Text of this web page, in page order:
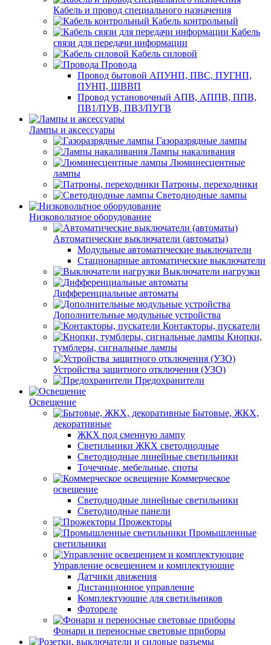
Кабель и провод специального назначения
Кабель контрольный
Кабель
связи для передачи информации
Кабель силовой
Провода
Провод бытовой АПУНП, ПВС, ПУГНП,
ПУНП, ШВВП
Провод установочный АПВ, АППВ, ППВ,
ПВ1/ПУВ, ПВ3/ПУГВ
Лампы и аксессуары
Газоразрядные лампы
Лампы накаливания
Люминесцентные
лампы
Патроны, переходники
Светодиодные лампы
Низковольтное оборудование
Автоматические выключатели (автоматы)
Модульные автоматические выключатели
Стационарные автоматические выключатели
Выключатели нагрузки
Дифференциальные автоматы
Дополнительные модульные устройства
Контакторы, пускатели
Кнопки,
тумблеры, сигнальные лампы
Устройства защитного отключения (УЗО)
Предохранители
Освещение
Бытовые, ЖКХ,
декоративные
ЖКХ под сменную лампу
Светильники ЖКХ светодиодные
Светодиодные линейные светильники
Точечные, мебельные, споты
Коммерческое
освещение
Светодиодные линейные светильники
Светодиодные панели
Прожекторы
Промышленные
светильники
Управление освещением и комплектующие
Датчики движения
Дистанционное управление
Комплектующие для светильников
Фотореле
Фонари и переносные световые приборы